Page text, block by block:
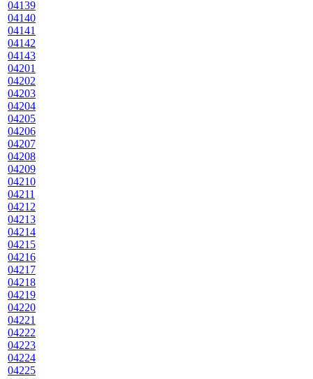
04139
04140
04141
04142
04143
04201
04202
04203
04204
04205
04206
04207
04208
04209
04210
04211
04212
04213
04214
04215
04216
04217
04218
04219
04220
04221
04222
04223
04224
04225